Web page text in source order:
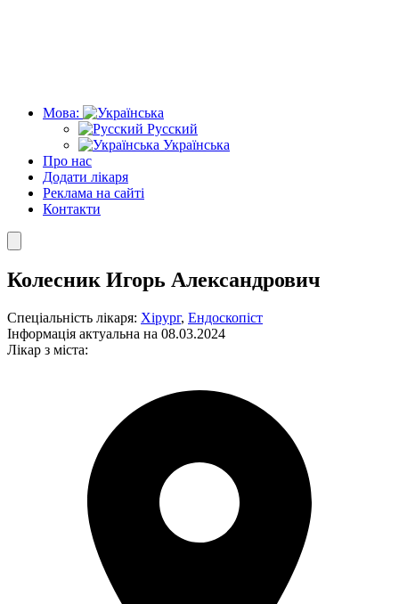
Мова:
Русский
Українська
Про нас
Додати лікаря
Реклама на сайті
Контакти
Колесник Игорь Александрович
Спеціальність лікаря: Хірург, Ендоскопіст
Інформація актуальна на 08.03.2024
Лікар з міста: